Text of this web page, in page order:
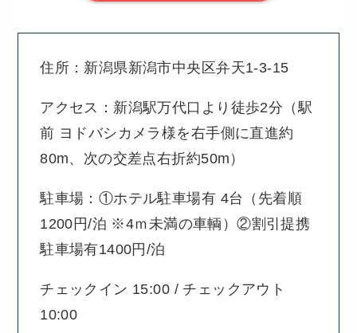
住所：新潟県新潟市中央区弁天1-3-15
アクセス：新潟駅万代口より徒歩2分（駅
前 ヨドバシカメラ様を右手側に直進約
80m、次の交差点右折約50m）
駐車場：①ホテル駐車場有 4台（先着順
1200円/泊 ※4ｍ未満の車輌）②割引提携
駐車場有1400円/泊
チェックイン 15:00 / チェックアウト
10:00